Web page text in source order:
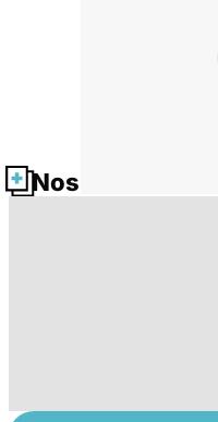
Nos fiches santé